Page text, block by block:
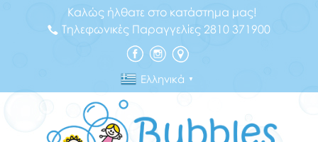
Καλώς ήλθατε στο κατάστημα μας!
Τηλεφωνικές Παραγγελίες 2810 371900
Ελληνικά ▼